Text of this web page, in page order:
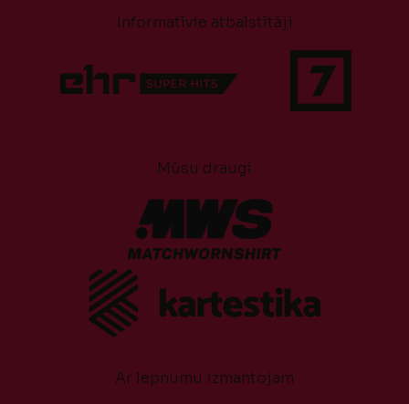
Informatīvie atbalstītāji
Mūsu draugi
Ar lepnumu izmantojam